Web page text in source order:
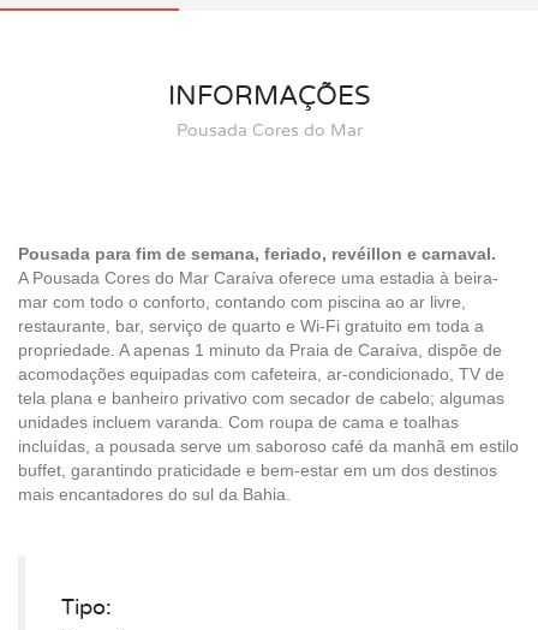
INFORMAÇÕES
Pousada Cores do Mar
Pousada para fim de semana, feriado, revéillon e carnaval.
A Pousada Cores do Mar Caraíva oferece uma estadia à beira-
mar com todo o conforto, contando com piscina ao ar livre,
restaurante, bar, serviço de quarto e Wi-Fi gratuito em toda a
propriedade. A apenas 1 minuto da Praia de Caraíva, dispõe de
acomodações equipadas com cafeteira, ar-condicionado, TV de
tela plana e banheiro privativo com secador de cabelo; algumas
unidades incluem varanda. Com roupa de cama e toalhas
incluídas, a pousada serve um saboroso café da manhã em estilo
buffet, garantindo praticidade e bem-estar em um dos destinos
mais encantadores do sul da Bahia.
Tipo: